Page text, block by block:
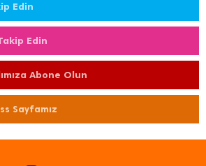
Edin
Edin
Abone Olun
Sayfamız